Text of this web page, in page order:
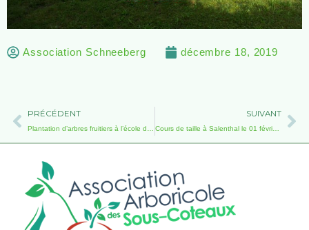
Association Schneeberg décembre 18, 2019
Précédent
PRÉCÉDENT
Plantation d’arbres fruitiers à l’école de Cosswiller
SUIVANT
Cours de taille à Salenthal le 01 février 2020